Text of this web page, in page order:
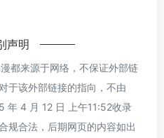
声明
都来源于网络，不保证外部链
于该外部链接的指向，不由
年 4 月 12 日 上午11:52收录
规合法，后期网页的内容如出